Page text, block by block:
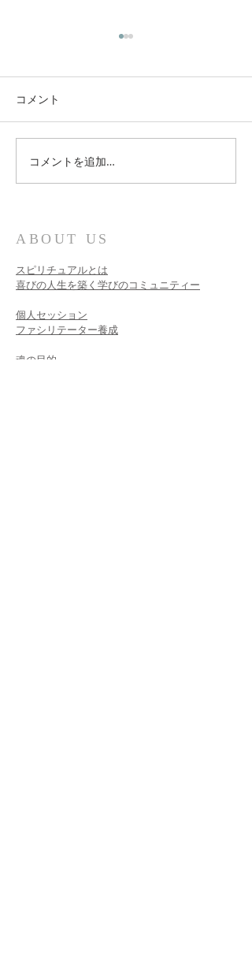
新しい時代のスピリチュ
アルの学び
コメント
コメントを追加…
ABOUT US
スピリチュアルとは
喜びの人生を築く学びのコミュニティー
個人セッション​
ファシリテーター養成
魂の目的